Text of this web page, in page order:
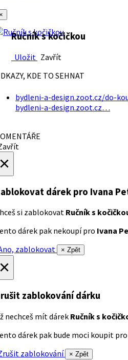
Ručník s kočičkou
Uložit Zavřít
KDE TO SEHNAT
bydleni-a-design.zoot.cz/do-
bydleni-a-design.zoot.cz…
dárek pro Ivana
si zablokovat Ručník s
dárek pak nekoupí pro Ivana
zablokovat
× Zpět
zablokování dárku
nechceš mít dárek Ručník s
dárek pak bude moci koupit pro
zablokování
× Zpět